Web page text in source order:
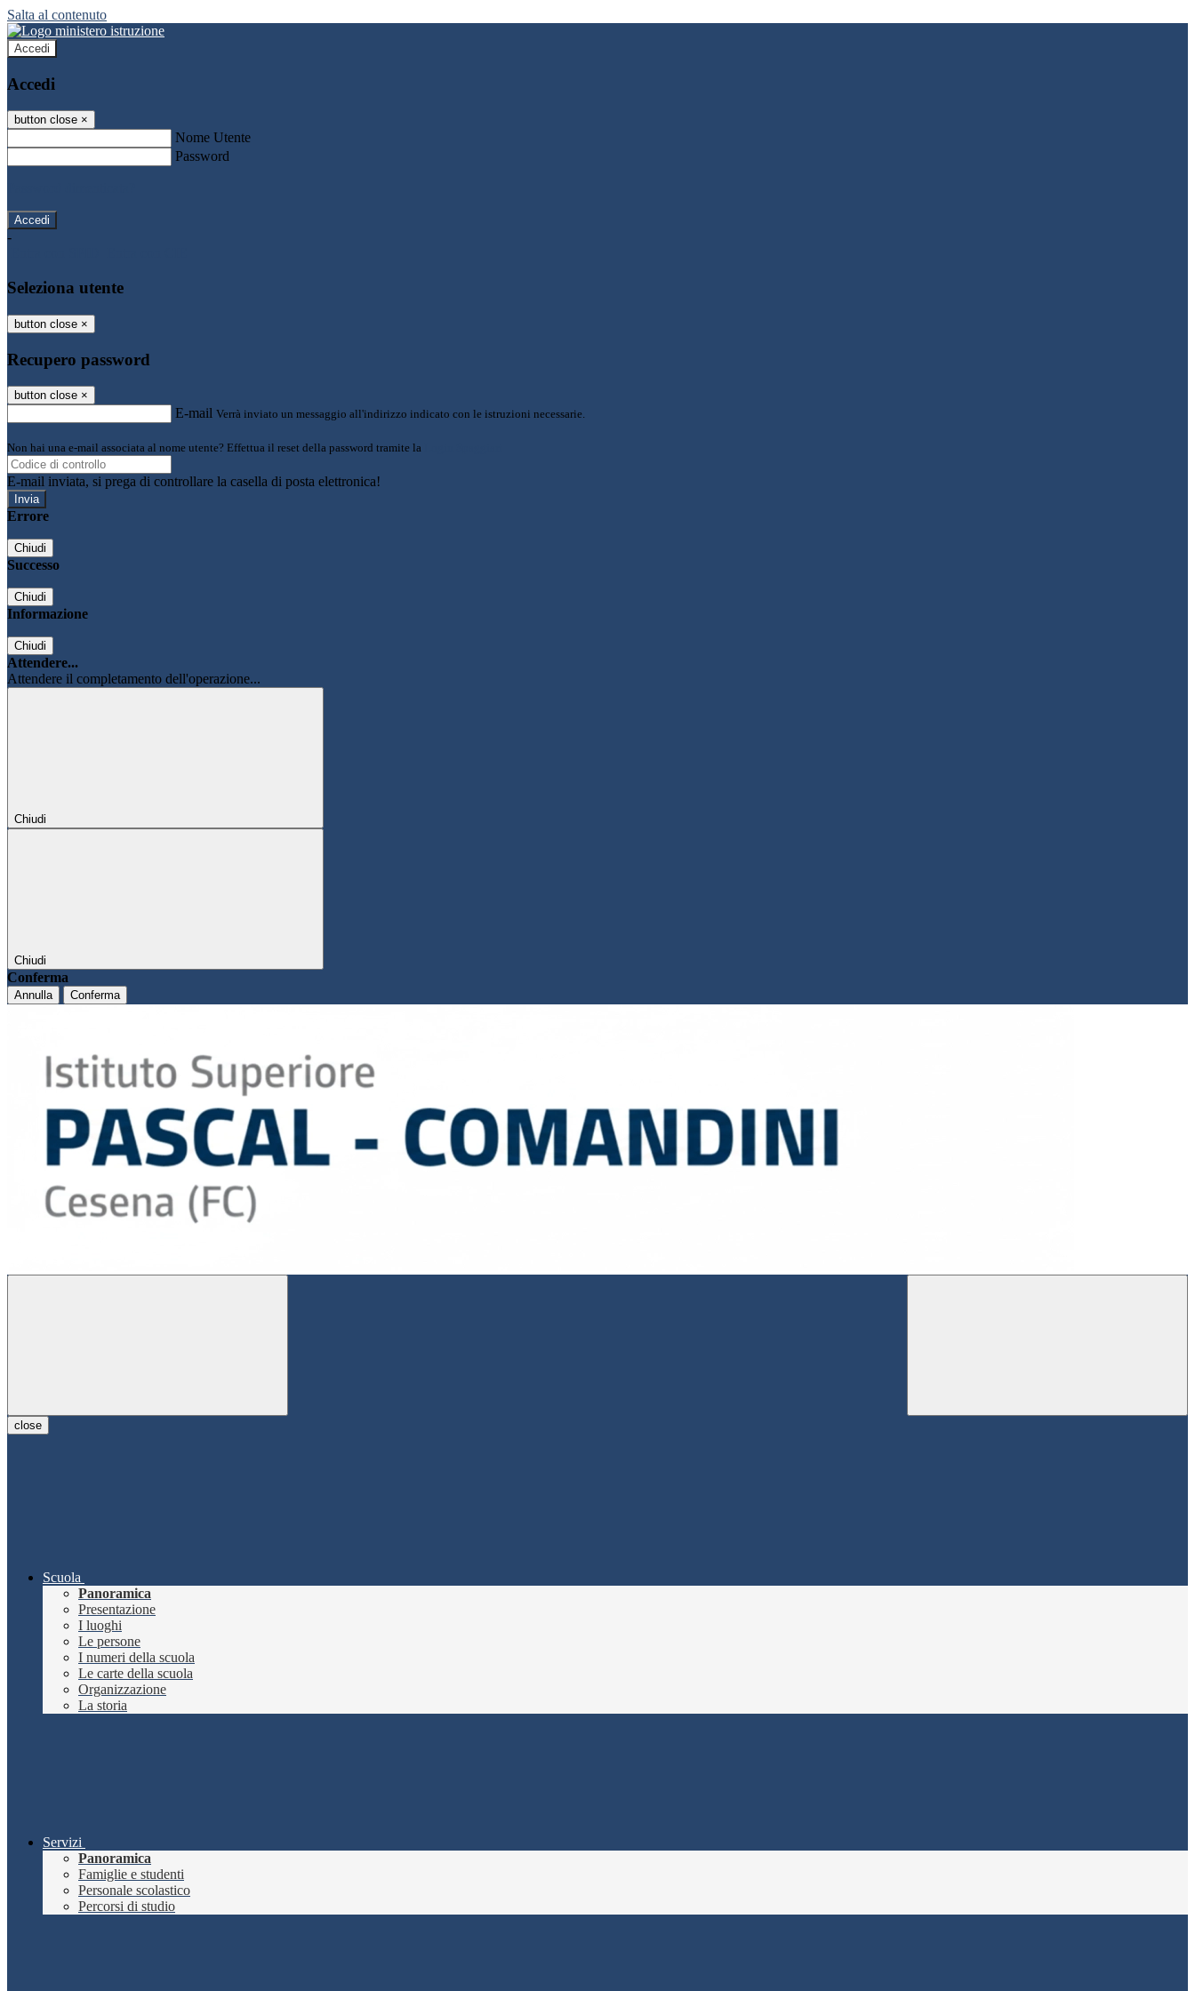
Salta al contenuto
Accedi
Accedi
button close ×
Nome Utente
Password
-
Seleziona utente
button close ×
Recupero password
button close ×
E-mail Verrà inviato un messaggio all'indirizzo indicato con le istruzioni necessarie.
Non hai una e-mail associata al nome utente? Effettua il reset della password tramite la
E-mail inviata, si prega di controllare la casella di posta elettronica!
Errore
Chiudi
Successo
Chiudi
Informazione
Chiudi
Attendere...
Attendere il completamento dell'operazione...
Chiudi
Chiudi
Conferma
Annulla Conferma
close
Scuola
Panoramica
Presentazione
I luoghi
Le persone
I numeri della scuola
Le carte della scuola
Organizzazione
La storia
Servizi
Panoramica
Famiglie e studenti
Personale scolastico
Percorsi di studio